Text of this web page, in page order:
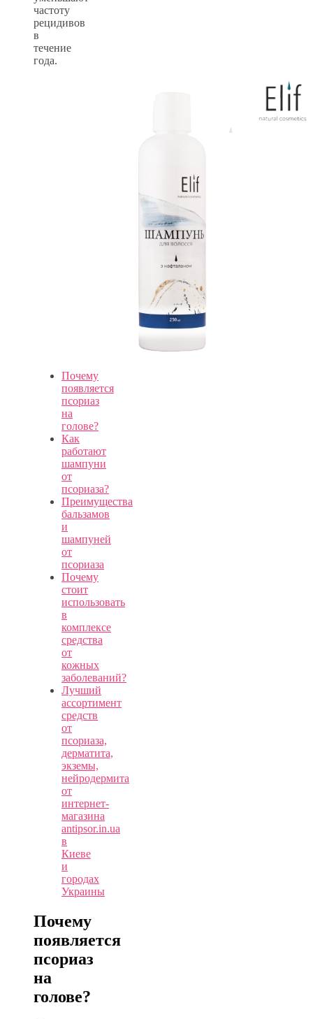
частоту
рецидивов
в
течение
года.
Почему
появляется
псориаз
на
голове?
Как
работают
шампуни
от
псориаза?
Преимущества
бальзамов
и
шампуней
от
псориаза
Почему
стоит
использовать
в
комплексе
средства
от
кожных
заболеваний?
Лучший
ассортимент
средств
от
псориаза,
дерматита,
экземы,
нейродермита
от
интернет-
магазина
antipsor.in.ua
в
Киеве
и
городах
Украины
Почему
появляется
псориаз
на
голове?